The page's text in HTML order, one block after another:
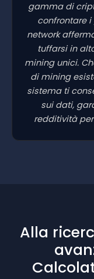
gamma di
confrontare
network
tuffarsi in
mining unici.
di mining
sistema ti
sui dati,
redditività
Alla